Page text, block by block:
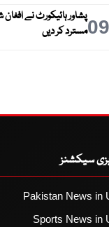
09پشاور ہائیکورٹ نے
مسترد کر دیں
سیکشنز
Pakistan News in
Sports News in